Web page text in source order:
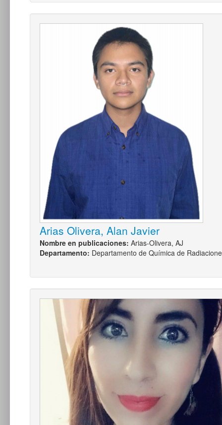
Arias Olivera, Alan Javier
Nombre en publicaciones: Arias-Olivera, AJ
Departamento: Departamento de Química de